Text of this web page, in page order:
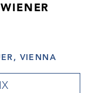
VIENNA